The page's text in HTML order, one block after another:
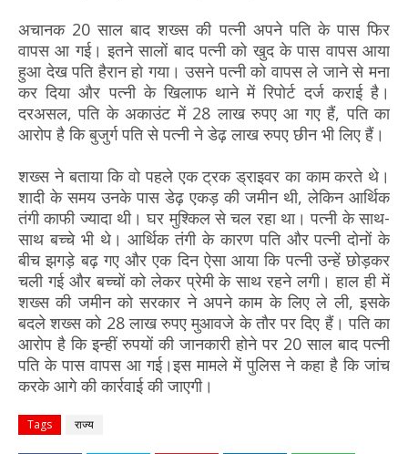
अचानक 20 साल बाद शख्स की पत्नी अपने पति के पास फिर
वापस आ गई। इतने सालों बाद पत्नी को खुद के पास वापस आया
हुआ देख पति हैरान हो गया। उसने पत्नी को वापस ले जाने से मना
कर दिया और पत्नी के खिलाफ थाने में रिपोर्ट दर्ज कराई है।
दरअसल, पति के अकाउंट में 28 लाख रुपए आ गए हैं, पति का
आरोप है कि बुजुर्ग पति से पत्नी ने डेढ़ लाख रुपए छीन भी लिए हैं।
शख्स ने बताया कि वो पहले एक ट्रक ड्राइवर का काम करते थे।
शादी के समय उनके पास डेढ़ एकड़ की जमीन थी, लेकिन आर्थिक
तंगी काफी ज्यादा थी। घर मुश्किल से चल रहा था। पत्नी के साथ-
साथ बच्चे भी थे। आर्थिक तंगी के कारण पति और पत्नी दोनों के
बीच झगड़े बढ़ गए और एक दिन ऐसा आया कि पत्नी उन्हें छोड़कर
चली गई और बच्चों को लेकर प्रेमी के साथ रहने लगी। हाल ही में
शख्स की जमीन को सरकार ने अपने काम के लिए ले ली, इसके
बदले शख्स को 28 लाख रुपए मुआवजे के तौर पर दिए हैं। पति का
आरोप है कि इन्हीं रुपयों की जानकारी होने पर 20 साल बाद पत्नी
पति के पास वापस आ गई।इस मामले में पुलिस ने कहा है कि जांच
करके आगे की कार्रवाई की जाएगी।
Tags राज्य